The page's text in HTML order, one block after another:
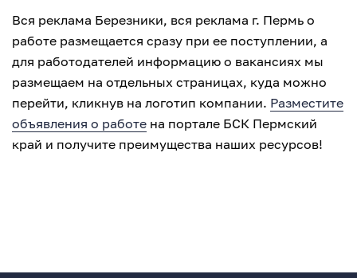
Вся реклама Березники, вся реклама г. Пермь о
работе размещается сразу при ее поступлении, а
для работодателей информацию о вакансиях мы
размещаем на отдельных страницах, куда можно
перейти, кликнув на логотип компании. Разместите
объявления о работе на портале БСК Пермский
край и получите преимущества наших ресурсов!